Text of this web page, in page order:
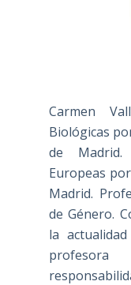
Carmen
Biológicas
de Madrid.
Europeas
Madrid.
de Género.
la